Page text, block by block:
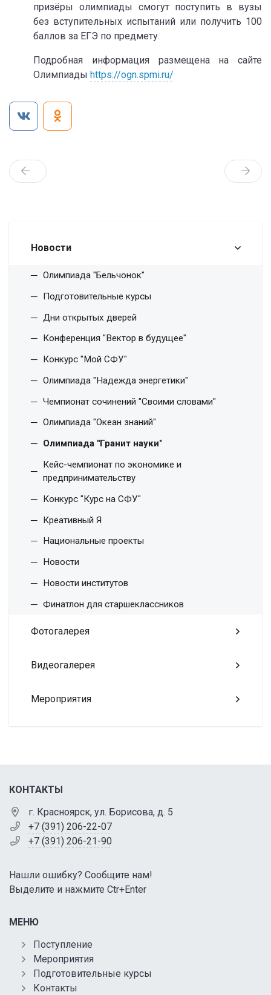
Новости
Олимпиада "Бельчонок"
Подготовительные курсы
Дни открытых дверей
Конференция "Вектор в будущее"
Конкурс "Мой СФУ"
Олимпиада "Надежда энергетики"
Чемпионат сочинений "Своими словами"
Олимпиада "Океан знаний"
Олимпиада "Гранит науки"
Кейс-чемпионат по экономике и
предпринимательству
Конкурс "Курс на СФУ"
Креативный Я
Национальные проекты
Новости
Новости институтов
Финатлон для старшеклассников
Фотогалерея
Видеогалерея
Мероприятия
призёры олимпиады смогут поступить в вузы
без вступительных испытаний или получить 100
баллов за ЕГЭ по предмету.
Подробная информация размещена на сайте
Олимпиады https://ogn.spmi.ru/
КОНТАКТЫ
г. Красноярск, ул. Борисова, д. 5
+7 (391) 206-22-07
+7 (391) 206-21-90
Нашли ошибку? Сообщите нам!
Выделите и нажмите Ctr+Enter
МЕНЮ
Поступление
Мероприятия
Подготовительные курсы
Контакты